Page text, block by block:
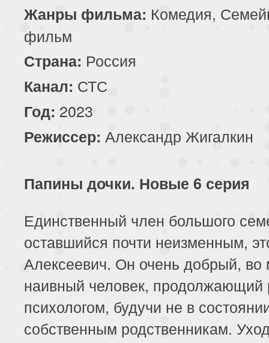
Жанры фильма: Комедия,
фильм
Страна: Россия
Канал: СТС
Год: 2023
Режиссер: Александр Жигалкин
Папины дочки. Новые 6 серия
Единственный член большого
оставшийся почти неизменным,
Алексеевич. Он очень добрый, во
наивный человек, продолжающий
психологом, будучи не в
собственным родственникам.